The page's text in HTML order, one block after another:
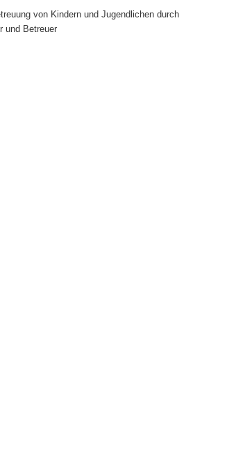
von Kindern und Jugendlichen durch
und Betreuer